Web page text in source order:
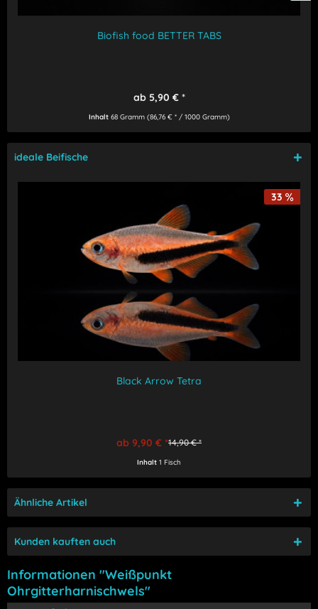
Biofish food BETTER TABS
ab 5,90 € *
Inhalt 68 Gramm (86,76 € * / 1000 Gramm)
ideale Beifische
33
Black Arrow Tetra
ab 9,90 € *14,90 € *
Inhalt 1 Fisch
Ähnliche Artikel
Kunden kauften auch
Informationen "Weißpunkt
Ohrgitterharnischwels"